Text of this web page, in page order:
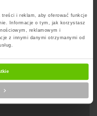
i reklam, aby oferować funkcje
Informacje o tym, jak korzystasz
reklamowym i
z innymi danymi otrzymanymi od